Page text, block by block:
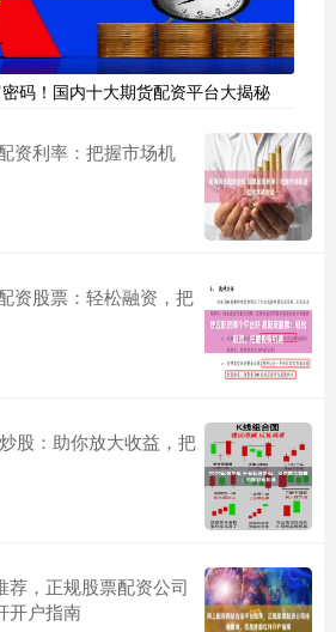
码！国内十大期货配资平台大揭秘
资利率：把握市场机
资股票：轻松融资，把
股：助你放大收益，把
荐，正规股票配资公司
开户指南